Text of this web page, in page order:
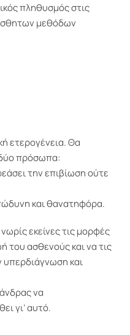
πληθυσμός στις
μεθόδων
ετερογένεια. Θα
πρόσωπα:
την επιβίωση ούτε
και θανατηφόρα.
εκείνες τις μορφές
του ασθενούς και να τις
και
να
γι’ αυτό.